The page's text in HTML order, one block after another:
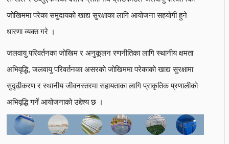
जोखिममा परेका समुदायको खाद्य सुरक्षाका लागि आयोजना सहयोगी हुने
धारणा व्यक्त गरे ।
जलवायु परिवर्तनका जोखिम र अनुकूलन रणनीतिका लागि स्थानीय क्षमता
अभिवृद्धि, जलवायु परिवर्तनका असरको जोखिममा परेकाको खाद्य सुरक्षामा
सुदृढीकरण र स्थानीय जीवनस्तरमा सहायताका लागि प्राकृतिक प्रणालीको
अभिवृद्धि गर्ने आयोजनाको उद्देश्य छ ।